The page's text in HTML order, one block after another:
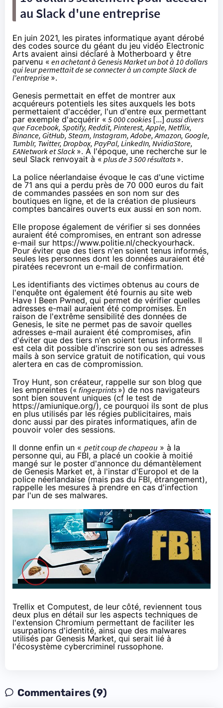
au Slack d'une entreprise
En juin 2021, les pirates informatique ayant dérobé
des codes source du géant du jeu vidéo Electronic
Arts avaient ainsi déclaré à Motherboard y être
parvenu « en achetant à Genesis Market un bot à 10 dollars
qui leur permettait de se connecter à un compte Slack de
l'entreprise ».
Genesis permettait en effet de montrer aux
acquéreurs potentiels les sites auxquels les bots
permettaient d'accéder, l'un d'entre eux permettant
par exemple d'acquérir « 5 000 cookies [...]aussi divers
que Facebook, Spotify, Reddit, Pinterest, Apple, Netflix,
Binance, GitHub, Steam, Instagram, Adobe, Amazon, Google,
Tumblr, Twitter, Dropbox, PayPal, LinkedIn, NvidiaStore,
EANetwork et Slack ». À l'époque, une recherche sur le
seul Slack renvoyait à «plus de 3 500 résultats ».
La police néerlandaise évoque le cas d'une victime
de 71 ans qui a perdu près de 70 000 euros du fait
de commandes passées en son nom sur des
boutiques en ligne, et de la création de plusieurs
comptes bancaires ouverts eux aussi en son nom.
Elle propose également de vérifier si ses données
auraient été compromises, en entrant son adresse
e-mail sur https://www.politie.nl/checkyourhack.
Pour éviter que des tiers n'en soient tenus informés,
seules les personnes dont les données auraient été
piratées recevront un e-mail de confirmation.
Les identifiants des victimes obtenus au cours de
l'enquête ont également été fournis au site web
Have I Been Pwned, qui permet de vérifier quelles
adresses e-mail auraient été compromises. En
raison de l'extrême sensibilité des données de
Genesis, le site ne permet pas de savoir quelles
adresses e-mail auraient été compromises, afin
d'éviter que des tiers n'en soient tenus informés. Il
est cela dit possible d'inscrire son ou ses adresses
mails à son service gratuit de notification, qui vous
alertera en cas de compromission.
Troy Hunt, son créateur, rappelle sur son blog que
les empreintes (« fingerprints ») de nos navigateurs
sont bien souvent uniques (cf le test de
https://amiunique.org/), ce pourquoi ils sont de plus
en plus utilisés par les régies publicitaires, mais
donc aussi par des pirates informatiques, afin de
pouvoir voler des sessions.
Il donne enfin un « petit coup de chapeau » à la
personne qui, au FBI, a placé un cookie à moitié
mangé sur le poster d'annonce du démantèlement
de Genesis Market et, à l'instar d'Europol et de la
police néerlandaise (mais pas du FBI, étrangement),
rappelle les mesures à prendre en cas d'infection
par l'un de ses malwares.
Trellix et Computest, de leur côté, reviennent tous
deux plus en détail sur les aspects techniques de
l'extension Chromium permettant de faciliter les
usurpations d'identité, ainsi que des malwares
utilisés par Genesis Market, qui serait lié à
l'écosystème cybercriminel russophone.
Commentaires (9)